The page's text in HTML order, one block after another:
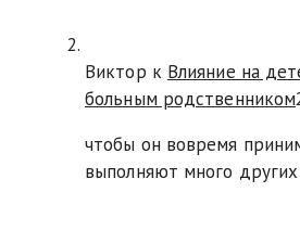
Виктор к Влияние на
больным родственником
чтобы он вовремя
выполняют много других